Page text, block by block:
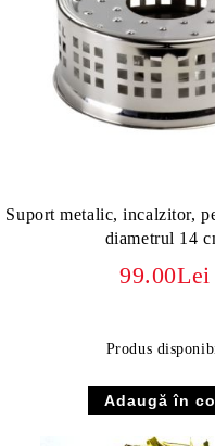
Suport metalic, incalzitor,
diametrul 14
99.00Lei
Produs